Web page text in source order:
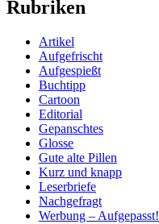
Rubriken
Artikel
Aufgefrischt
Aufgespießt
Buchtipp
Cartoon
Editorial
Gepanschtes
Glosse
Gute alte Pillen
Kurz und knapp
Leserbriefe
Nachgefragt
Werbung – Aufgepasst!